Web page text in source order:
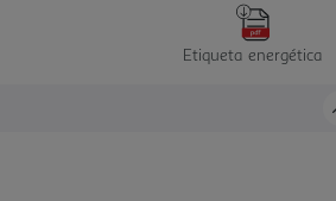
Etiqueta energética